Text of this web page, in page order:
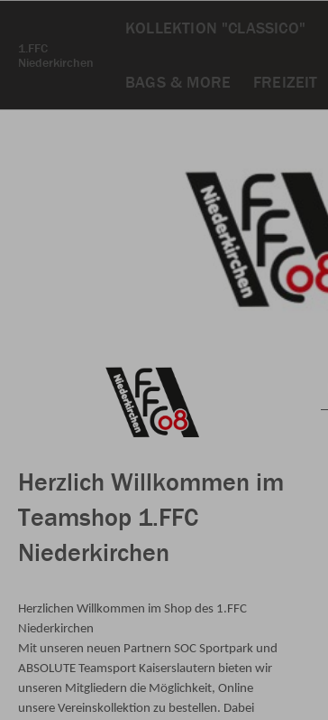
1.FFC
Niederkirchen
KOLLEKTION "CLASSICO"
BAGS & MORE FREIZEIT
Herzlich Willkommen im
Teamshop 1.FFC
Niederkirchen
Herzlichen Willkommen im Shop des 1.FFC
Niederkirchen
Mit unseren neuen Partnern SOC Sportpark und
ABSOLUTE Teamsport Kaiserslautern bieten wir
unseren Mitgliedern die Möglichkeit, Online
unsere Vereinskollektion zu bestellen. Dabei